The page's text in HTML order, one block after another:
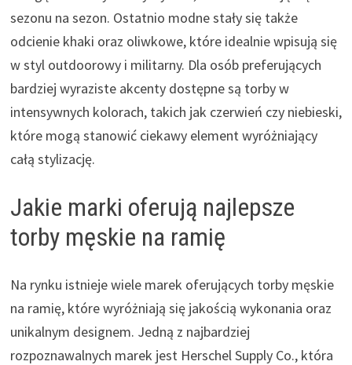
sezonu na sezon. Ostatnio modne stały się także
odcienie khaki oraz oliwkowe, które idealnie wpisują się
w styl outdoorowy i militarny. Dla osób preferujących
bardziej wyraziste akcenty dostępne są torby w
intensywnych kolorach, takich jak czerwień czy niebieski,
które mogą stanowić ciekawy element wyróżniający
całą stylizację.
Jakie marki oferują najlepsze
torby męskie na ramię
Na rynku istnieje wiele marek oferujących torby męskie
na ramię, które wyróżniają się jakością wykonania oraz
unikalnym designem. Jedną z najbardziej
rozpoznawalnych marek jest Herschel Supply Co., która